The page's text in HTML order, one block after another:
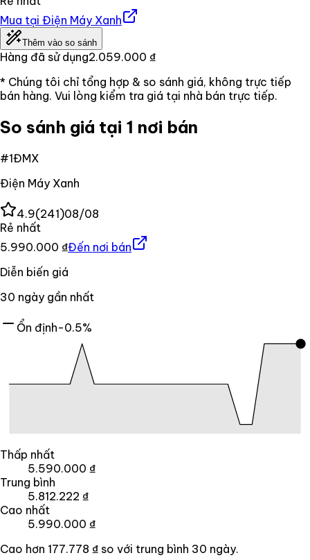
Mua tại Điện Máy Xanh
Thêm vào so sánh
Hàng đã sử dụng2.059.000 ₫
* Chúng tôi chỉ tổng hợp & so sánh giá, không trực tiếp
bán hàng. Vui lòng kiểm tra giá tại nhà bán trực tiếp.
So sánh giá tại 1 nơi bán
#1ĐMX
Điện Máy Xanh
4.9(241)08/08
Rẻ nhất
5.990.000 ₫Đến nơi bán
Diễn biến giá
30 ngày gần nhất
Ổn định-0.5%
Thấp nhất
5.590.000 ₫
Trung bình
5.812.222 ₫
Cao nhất
5.990.000 ₫
Cao hơn 177.778 ₫ so với trung bình 30 ngày.